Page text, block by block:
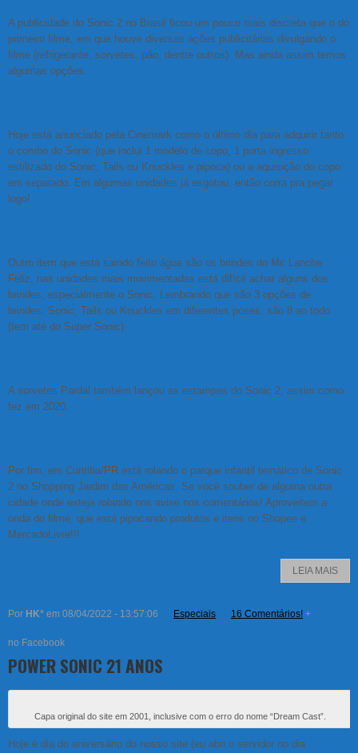
A publicidade do Sonic 2 no Brasil ficou um pouco mais discreta que o do
primeiro filme, em que houve diversas ações publicitárias divulgando o
filme (refrigerante, sorvetes, pão, dentre outros). Mas ainda assim temos
algumas opções.
Hoje está anunciado pela Cinemark como o último dia para adquirir tanto
o combo do Sonic (que inclui 1 modelo de copo, 1 porta ingresso
estilizado do Sonic, Tails ou Knuckles e pipoca) ou a aquisição do copo
em separado. Em algumas unidades já esgotou, então corra pra pegar
logo!
Outro item que está saindo feito água são os brindes do Mc Lanche
Feliz, nas unidades mais movimentadas está difícil achar alguns dos
brindes, especialmente o Sonic. Lembrando que são 3 opções de
brindes: Sonic, Tails ou Knuckles em diferentes poses, são 8 ao todo
(tem até do Super Sonic).
A sorvetes Pardal também lançou as estampas do Sonic 2, assim como
fez em 2020.
Por fim, em Curitiba/PR está rolando o parque infantil temático de Sonic
2 no Shopping Jardim das Américas. Se você souber de alguma outra
cidade onde esteja rolando nos avise nos comentários! Aproveitem a
onda do filme, que está pipocando produtos e itens no Shopee e
MercadoLivre!!!
LEIA MAIS
Por HK° em 08/04/2022 - 13:57:06 Especiais 16 Comentários! +
no Facebook
POWER SONIC 21 ANOS
Capa original do site em 2001, inclusive com o erro do nome “Dream Cast”.
Hoje é dia do aniversário do nosso site (eu abri o servidor no dia